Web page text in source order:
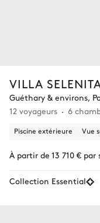
VILLA
Guéthary & environs,
12 voyageurs
6
Piscine extérieure Vue
À partir de 13 710 € par
Collection Essential